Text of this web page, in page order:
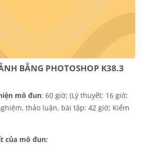
BẰNG PHOTOSHOP K38.3
mô đun: 60 giờ; (Lý thuyết: 16 giờ;
thảo luận, bài tập: 42 giờ; Kiểm
của mô đun: